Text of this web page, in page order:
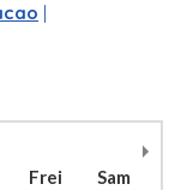
|
Frei
Sam